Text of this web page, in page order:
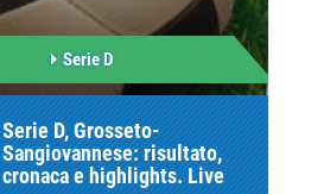
Serie D
Serie D, Grosseto-
Sangiovannese: risultato,
cronaca e highlights. Live